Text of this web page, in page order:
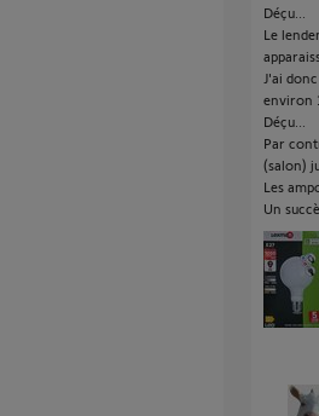
Déçu...
Le
J'ai
environ
Déçu...
Par
(salon)
Les
Un